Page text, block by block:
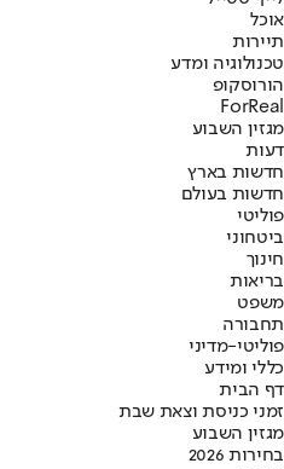
אוכל
תיירות
טכנולוגיה ומדע
הורוסקופ
ForReal
מגזין השבוע
דעות
חדשות בארץ
חדשות בעולם
פוליטי
ביטחוני
חינוך
בריאות
משפט
תחבורה
פוליטי-מדיני
כללי ומידע
דף הבית
זמני כניסת וצאת שבת
מגזין השבוע
בחירות 2026